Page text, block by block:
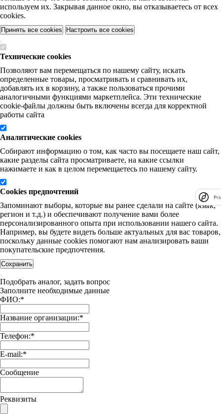
используем их. Закрывая данное окно, вы отказываетесь от всех
cookies.
Принять все cookies Настроить все cookies
Технические cookies
Позволяют вам перемещаться по нашему сайту, искать
определенные товары, просматривать и сравнивать их,
добавлять их в корзину, а также пользоваться прочими
аналогичными функциями маркетплейса. Эти технические
cookie-файлы должны быть включены всегда для корректной
работы сайта
Аналитические cookies
Собирают информацию о том, как часто вы посещаете наш сайт,
какие разделы сайта просматриваете, на какие ссылки
нажимаете и как в целом перемещаетесь по нашему сайту.
Cookies предпочтений
Запоминают выборы, которые вы ранее сделали на сайте (язык,
регион и т.д.) и обеспечивают получение вами более
персонализированного опыта при использовании нашего сайта.
Например, вы будете видеть больше актуальных для вас товаров,
поскольку данные cookies помогают нам анализировать ваши
покупательские предпочтения.
Сохранить
Подобрать аналог, задать вопрос
Заполните необходимые данные
ФИО:*
Название организации:*
Телефон:*
E-mail:*
Сообщение
Реквизиты